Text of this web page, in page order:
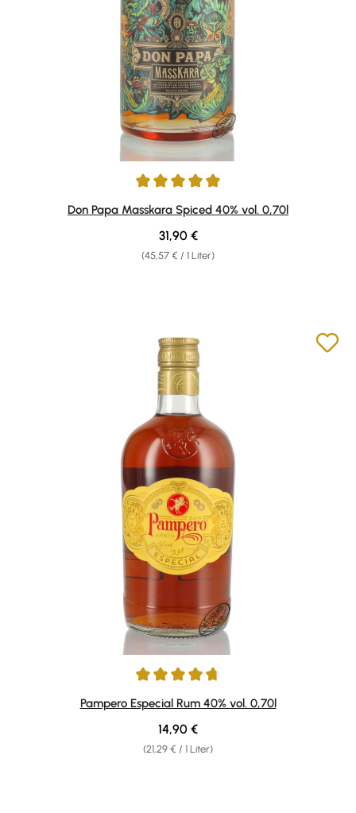
Durchschnittliche Bewertung von 4.89 von 5 Sternen
Don Papa Masskara Spiced 40% vol. 0,70l
(45,57 € / 1 Liter)
Regulärer Preis:
31,90 €
Durchschnittliche Bewertung von 4.67 von 5 Sternen
Pampero Especial Rum 40% vol. 0,70l
(21,29 € / 1 Liter)
Regulärer Preis:
14,90 €